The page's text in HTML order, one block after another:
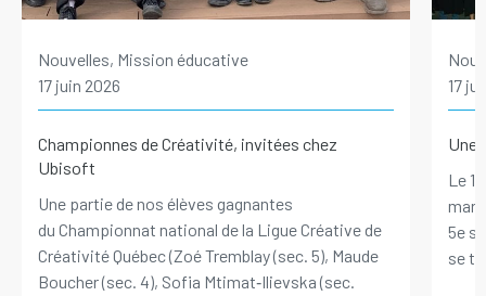
Nouvelles, Mission éducative
17 juin 2026
Championnes de Créativité, invitées chez
Ubisoft
Une partie de nos élèves gagnantes
du Championnat national de la Ligue Créative de
Créativité Québec (Zoé Tremblay (sec. 5), Maude
Boucher (sec. 4), Sofia Mtimat‑Ilievska (sec.
17
Une
Le
5e
se